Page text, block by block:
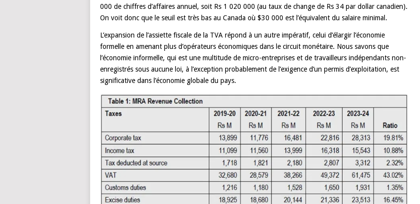
000 de chiffres d’affaires annuel, soit Rs 1 020 000 (au taux de change de Rs 34 par dollar canadien).
On voit donc que le seuil est très bas au Canada où $30 000 est l’équivalent du salaire minimal.
L’expansion de l’assiette fiscale de la TVA répond à un autre impératif, celui d’élargir l’économie
formelle en amenant plus d’opérateurs économiques dans le circuit monétaire. Nous savons que
l’économie informelle, qui est une multitude de micro-entreprises et de travailleurs indépendants non-
enregistrés sous aucune loi, à l’exception probablement de l’exigence d’un permis d’exploitation, est
significative dans l’économie globale du pays.